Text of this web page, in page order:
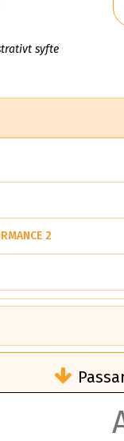
syfte
2
än ett klass
50 liter bränsle
vilken rutt du kör,